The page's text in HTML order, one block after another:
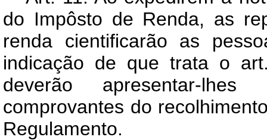
do Impôsto de Renda, as
renda cientificarão as
indicação de que trata o
deverão apresentar-
comprovantes do
Regulamento.